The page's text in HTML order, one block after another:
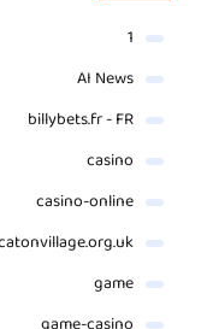
1
AI News
billybets.fr - FR
casino
casino-online
game